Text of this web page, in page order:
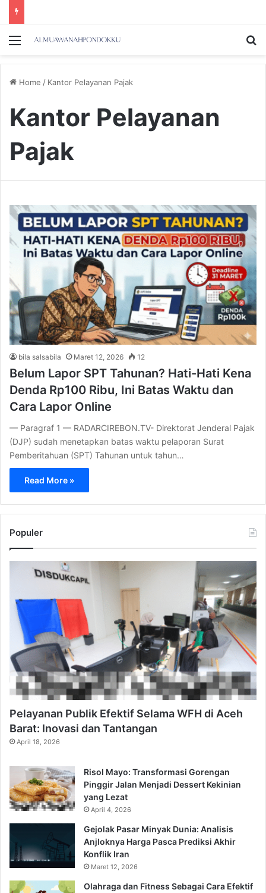
Menu
Home / Kantor Pelayanan Pajak
Kantor Pelayanan
Pajak
bila salsabila Maret 12, 2026 12
Belum Lapor SPT Tahunan? Hati-Hati Kena
Denda Rp100 Ribu, Ini Batas Waktu dan
Cara Lapor Online
— Paragraf 1 — RADARCIREBON.TV- Direktorat Jenderal Pajak
(DJP) sudah menetapkan batas waktu pelaporan Surat
Pemberitahuan (SPT) Tahunan untuk tahun…
Read More »
Populer
Pelayanan Publik Efektif Selama WFH di Aceh
Barat: Inovasi dan Tantangan
April 18, 2026
Risol Mayo: Transformasi Gorengan
Pinggir Jalan Menjadi Dessert Kekinian
yang Lezat
April 4, 2026
Gejolak Pasar Minyak Dunia: Analisis
Anjloknya Harga Pasca Prediksi Akhir
Konflik Iran
Maret 12, 2026
Olahraga dan Fitness Sebagai Cara Efektif